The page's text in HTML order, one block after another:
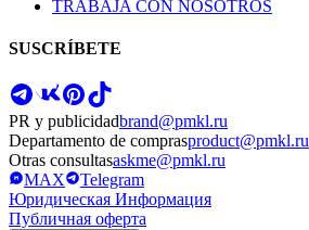
TRABAJA CON NOSOTROS
SUSCRÍBETE
PR y publicidadbrand@pmkl.ru
Departamento de comprasproduct@pmkl.ru
Otras consultasaskme@pmkl.ru
MAX
Telegram
Юридическая Информация
Публичная оферта